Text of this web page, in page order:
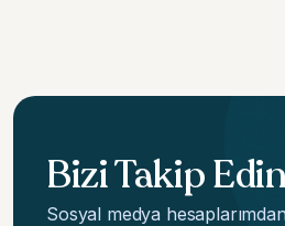
Bizi Takip
Sosyal medya